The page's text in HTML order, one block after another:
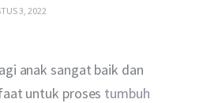
3, 2022
anak sangat baik dan
untuk proses tumbuh